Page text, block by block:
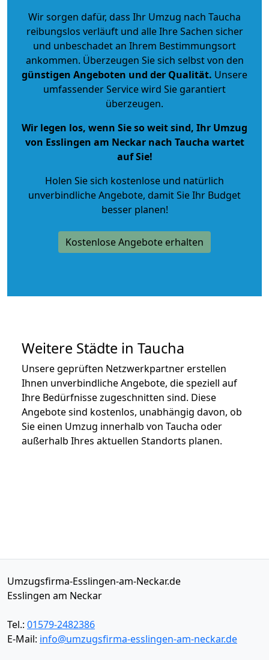
Wir sorgen dafür, dass Ihr Umzug nach Taucha
reibungslos verläuft und alle Ihre Sachen sicher
und unbeschadet an Ihrem Bestimmungsort
ankommen. Überzeugen Sie sich selbst von den
günstigen Angeboten und der Qualität. Unsere
umfassender Service wird Sie garantiert
überzeugen.
Wir legen los, wenn Sie so weit sind, Ihr Umzug
von Esslingen am Neckar nach Taucha wartet
auf Sie!
Holen Sie sich kostenlose und natürlich
unverbindliche Angebote, damit Sie Ihr Budget
besser planen!
Kostenlose Angebote erhalten
Weitere Städte in Taucha
Unsere geprüften Netzwerkpartner erstellen
Ihnen unverbindliche Angebote, die speziell auf
Ihre Bedürfnisse zugeschnitten sind. Diese
Angebote sind kostenlos, unabhängig davon, ob
Sie einen Umzug innerhalb von Taucha oder
außerhalb Ihres aktuellen Standorts planen.
Umzugsfirma-Esslingen-am-Neckar.de
Esslingen am Neckar
Tel.: 01579-2482386
E-Mail: info@umzugsfirma-esslingen-am-neckar.de